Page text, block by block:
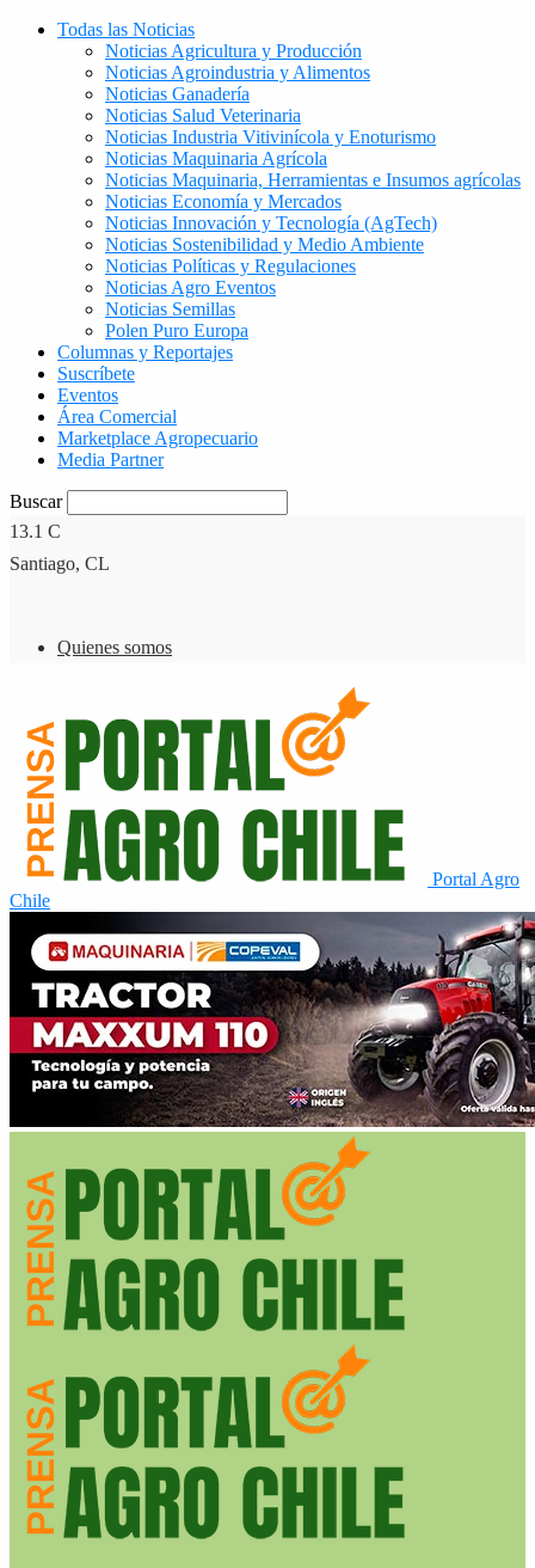
Todas las Noticias
Noticias Agricultura y Producción
Noticias Agroindustria y Alimentos
Noticias Ganadería
Noticias Salud Veterinaria
Noticias Industria Vitivinícola y Enoturismo
Noticias Maquinaria Agrícola
Noticias Maquinaria, Herramientas e Insumos agrícolas
Noticias Economía y Mercados
Noticias Innovación y Tecnología (AgTech)
Noticias Sostenibilidad y Medio Ambiente
Noticias Políticas y Regulaciones
Noticias Agro Eventos
Noticias Semillas
Polen Puro Europa
Columnas y Reportajes
Suscríbete
Eventos
Área Comercial
Marketplace Agropecuario
Media Partner
Buscar
13.1 C
Santiago, CL
Quienes somos
Portal Agro
Chile